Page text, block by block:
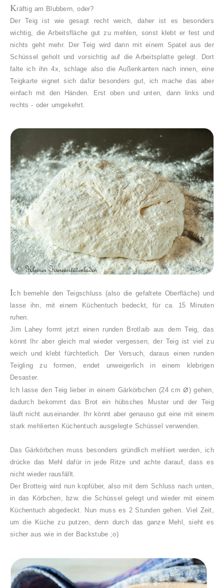
Kräftig am Blubbern, oder?
Der Teig ist wie gesagt recht weich, daher ist es besonders
wichtig, die Arbeitsfläche gut zu mehlen, sonst klebt er fest und
nichts geht mehr. Der Teig wird dann mit einem Spatel aus der
Schüssel geholt und vorsichtig auf die Arbeitsplatte gelegt. Dort
falte ich ihn 4x, schlage also die Außenkanten nach innen, eine
Teigkarte eignet sich dafür besonders gut, ich mache das aber
einfach mit den Händen. Erst oben und unten, dann links und
rechts - oder umgekehrt.
Ich bemehle den Teigschluss (also die gefaltete Oberfläche) und
lasse ihn, mit einem Küchentuch bedeckt, für ca. 15 Minuten
ruhen.
Jim Lahey formt jetzt einen runden Brotlaib aus dem Teig, das
könnt Ihr aber gleich mal wieder vergessen, der Teig ist viel zu
weich und klebt fürchterlich. Der Versuch, daraus einen runden
Teigling zu formen, endet unweigerlich in einem klebrigen
Desaster.
Ich lasse den Teig lieber in einem Gärkörbchen (24 cm⌀) gehen,
dadurch bekommt das Brot ein hübsches Muster und der Teig
läuft nicht auseinander. Ihr könnt aber genauso gut eine mit einem
stark mehlierten Küchentuch ausgelegte Schüssel verwenden.
Das Gärkörbchen muss besonders gründlich mehliert werden, ich
drücke das Mehl dafür in jede Ritze und achte darauf, dass es
nicht wieder rausfällt.
Der Brotteig wird nun kopfüber, also mit dem Schluss nach unten,
in das Körbchen, bzw. die Schüssel gelegt und wieder mit einem
Küchentuch abgedeckt. Nun muss es 2 Stunden gehen. Viel Zeit,
um die Küche zu putzen, denn durch das ganze Mehl, sieht es
sicher aus wie in der Backstube ;o)